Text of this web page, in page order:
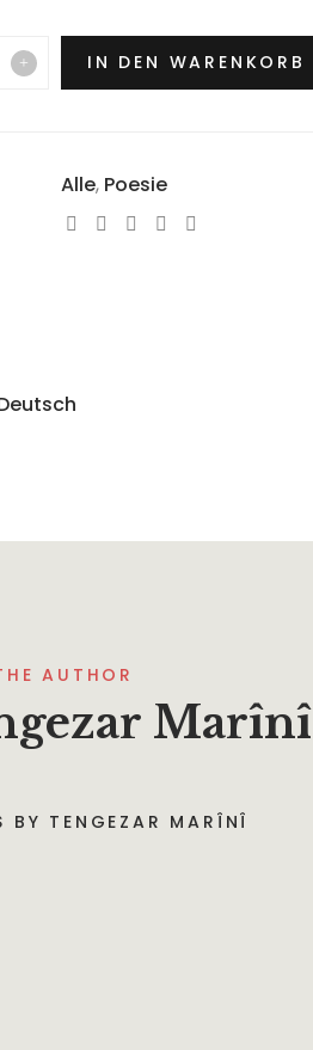
IN DEN WARENKORB
Alle, Poesie
AUTHOR
Marînî
BY TENGEZAR MARÎNÎ